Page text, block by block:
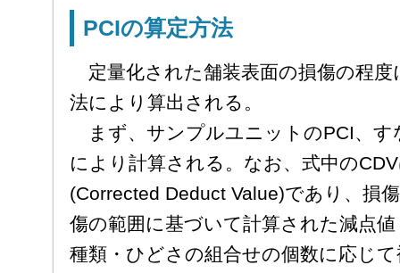
PCIの算定方法
定量化された舗装表面の損傷の程度
法により算出される。
まず、サンプルユニットのPCI、す
により計算される。なお、式中の
(Corrected Deduct Value)であり、損
傷の範囲に基づいて計算された減点
種類・ひどさの組合せの個数に応じ